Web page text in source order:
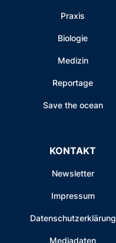
Praxis
Biologie
Medizin
Reportage
Save the ocean
KONTAKT
Newsletter
Impressum
Datenschutzerklärung
Mediadaten